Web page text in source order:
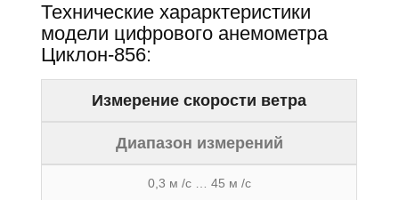
Технические харарктеристики
модели цифрового анемометра
Циклон-856:
Измерение скорости ветра
Диапазон измерений
0,3 м /с … 45 м /с